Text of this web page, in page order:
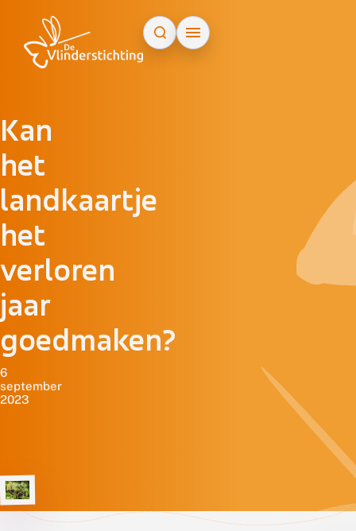
Kan
het
landkaartje
het
verloren
jaar
goedmaken?
6
september
2023